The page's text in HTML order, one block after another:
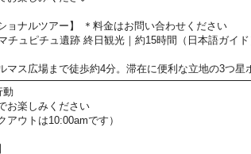
ョナルツアー】 ＊料金はお問い合わせください
チュピチュ遺跡 終日観光｜約15時間（日本語ガイド
マス広場まで徒歩約4分。滞在に便利な立地の3つ星
動
お楽しみください
アウトは10:00amです）